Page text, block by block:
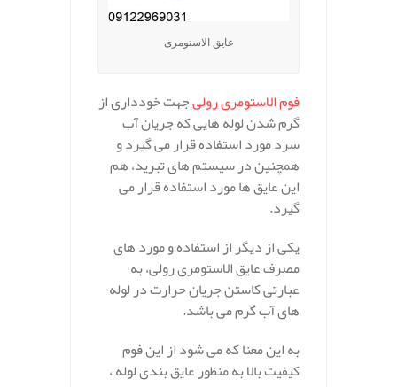
عایق الاستومری
فوم الاستومری رولیجهت خودداری از
گرم شدن لوله هایی که جریان آب
سرد مورد استفاده قرار می گیرد و
همچنین در سیستم های تبرید، هم
این عایق ها مورد استفاده قرار می
گیرد.
یکی از دیگر از استفاده و مورد های
مصرف عایق الاستومری رولی، به
عبارتی کاستن جریان حرارت در لوله
های آب گرم می باشد.
به‌ این معنا که می شود از این فوم
کیفیت بالا به منظور عایق بندی لوله ،